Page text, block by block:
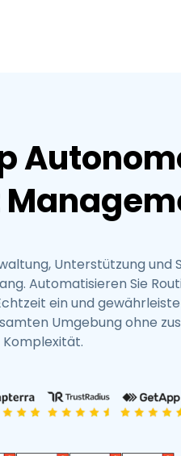
Unterstützung und
Automatisieren Sie
ein und
Umgebung ohne
Komplexität.